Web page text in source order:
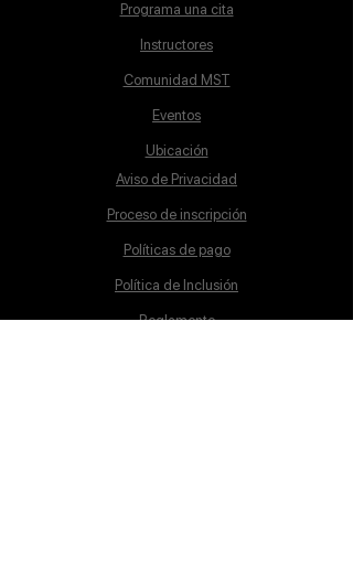
Programa una cita
Instructores
Comunidad MST
Eventos
Ubicación
Aviso de Privacidad
Proceso de inscripción
Políticas de pago
Política de Inclusión
Reglamento